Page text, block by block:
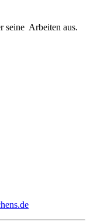
seine Arbeiten aus.